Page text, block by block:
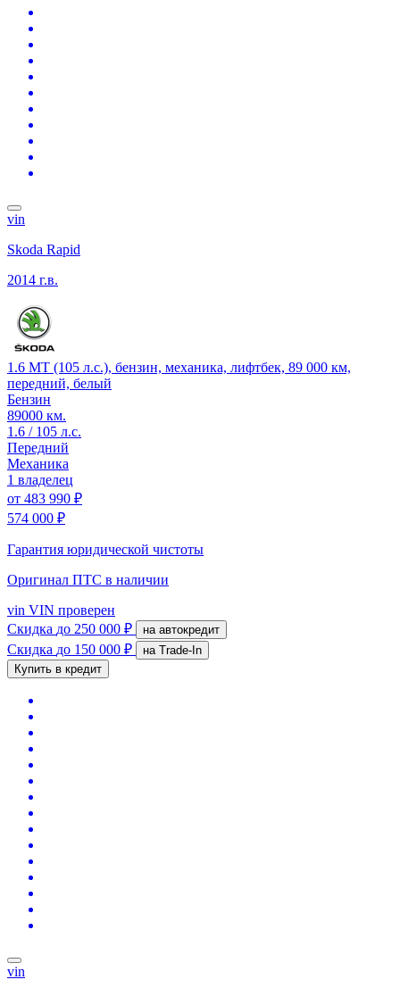
vin
Skoda Rapid
2014 г.в.
1.6 MT (105 л.с.), бензин, механика, лифтбек, 89 000 км,
передний, белый
Бензин
89000 км.
1.6 / 105 л.с.
Передний
Механика
1 владелец
от 483 990 ₽
574 000 ₽
Гарантия юридической чистоты
Оригинал ПТС в наличии
vin VIN проверен
Скидка до 250 000 ₽ на автокредит
Скидка до 150 000 ₽
на Trade-In
Купить в кредит
vin